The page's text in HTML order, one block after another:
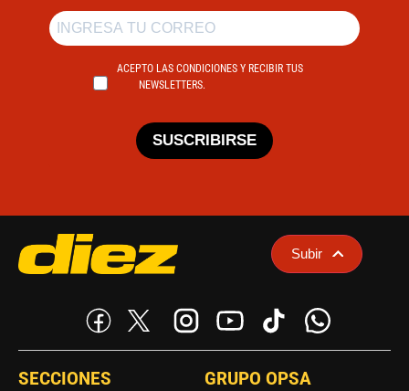
ACEPTO LAS CONDICIONES Y RECIBIR TUS
NEWSLETTERS.
SUSCRIBIRSE
Subir
SECCIONES GRUPO OPSA